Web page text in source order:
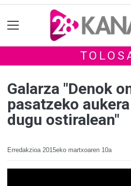
Galarza "Denok
pasatzeko
dugu ostiralean"
Erredakzioa 2015eko martxoaren 10a